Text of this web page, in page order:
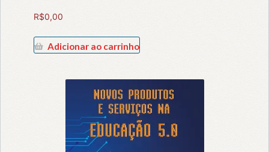
R$0,00
Adicionar ao carrinho